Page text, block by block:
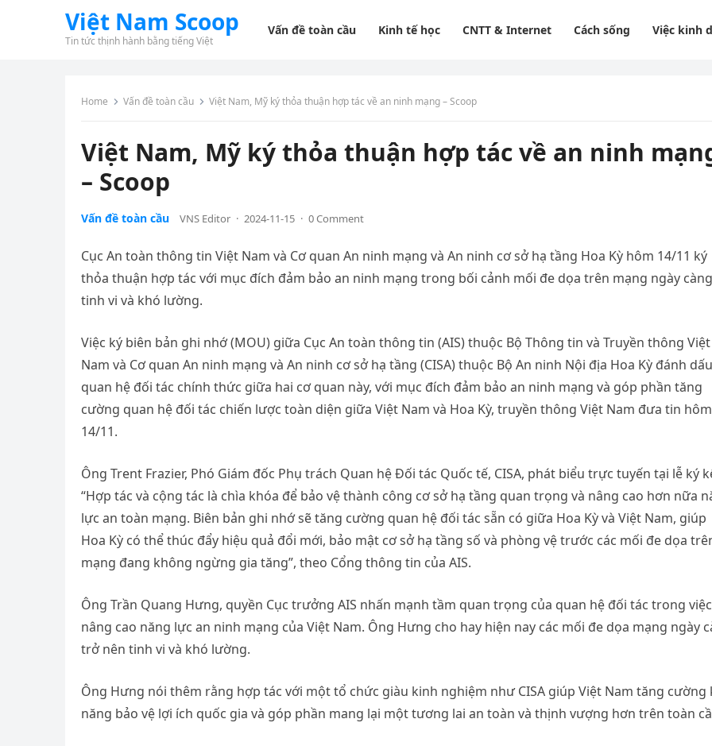
Việt Nam Scoop
Tin tức thịnh hành bằng tiếng Việt
Vấn đề toàn cầu Kinh tế học CNTT & Internet Cách sống Việc kinh
Home Vấn đề toàn cầu Việt Nam, Mỹ ký thỏa thuận hợp tác về an ninh mạng – Scoop
Việt Nam, Mỹ ký thỏa thuận hợp tác về an ninh
– Scoop
Vấn đề toàn cầu VNS Editor · 2024-11-15 · 0 Comment
Cục An toàn thông tin Việt Nam và Cơ quan An ninh mạng và An ninh cơ sở hạ tầng Hoa Kỳ hôm 14/11 ký
thỏa thuận hợp tác với mục đích đảm bảo an ninh mạng trong bối cảnh mối đe dọa trên mạng ngày càng
tinh vi và khó lường.
Việc ký biên bản ghi nhớ (MOU) giữa Cục An toàn thông tin (AIS) thuộc Bộ Thông tin và Truyền thông Việt
Nam và Cơ quan An ninh mạng và An ninh cơ sở hạ tầng (CISA) thuộc Bộ An ninh Nội địa Hoa Kỳ đánh dấu
quan hệ đối tác chính thức giữa hai cơ quan này, với mục đích đảm bảo an ninh mạng và góp phần tăng
cường quan hệ đối tác chiến lược toàn diện giữa Việt Nam và Hoa Kỳ, truyền thông Việt Nam đưa tin hôm
14/11.
Ông Trent Frazier, Phó Giám đốc Phụ trách Quan hệ Đối tác Quốc tế, CISA, phát biểu trực tuyến tại lễ ký
“Hợp tác và cộng tác là chìa khóa để bảo vệ thành công cơ sở hạ tầng quan trọng và nâng cao hơn nữa
lực an toàn mạng. Biên bản ghi nhớ sẽ tăng cường quan hệ đối tác sẵn có giữa Hoa Kỳ và Việt Nam, giúp
Hoa Kỳ có thể thúc đẩy hiệu quả đổi mới, bảo mật cơ sở hạ tầng số và phòng vệ trước các mối đe dọa
mạng đang không ngừng gia tăng”, theo Cổng thông tin của AIS.
Ông Trần Quang Hưng, quyền Cục trưởng AIS nhấn mạnh tầm quan trọng của quan hệ đối tác trong việc
nâng cao năng lực an ninh mạng của Việt Nam. Ông Hưng cho hay hiện nay các mối đe dọa mạng ngày
trở nên tinh vi và khó lường.
Ông Hưng nói thêm rằng hợp tác với một tổ chức giàu kinh nghiệm như CISA giúp Việt Nam tăng cường
năng bảo vệ lợi ích quốc gia và góp phần mang lại một tương lai an toàn và thịnh vượng hơn trên toàn